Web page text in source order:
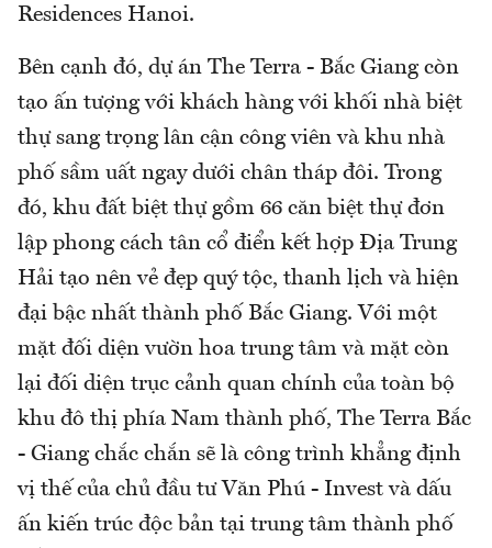
Residences Hanoi.
Bên cạnh đó, dự án The Terra - Bắc Giang còn
tạo ấn tượng với khách hàng với khối nhà biệt
thự sang trọng lân cận công viên và khu nhà
phố sầm uất ngay dưới chân tháp đôi. Trong
đó, khu đất biệt thự gồm 66 căn biệt thự đơn
lập phong cách tân cổ điển kết hợp Địa Trung
Hải tạo nên vẻ đẹp quý tộc, thanh lịch và hiện
đại bậc nhất thành phố Bắc Giang. Với một
mặt đối diện vườn hoa trung tâm và mặt còn
lại đối diện trục cảnh quan chính của toàn bộ
khu đô thị phía Nam thành phố, The Terra Bắc
- Giang chắc chắn sẽ là công trình khẳng định
vị thế của chủ đầu tư Văn Phú - Invest và dấu
ấn kiến trúc độc bản tại trung tâm thành phố